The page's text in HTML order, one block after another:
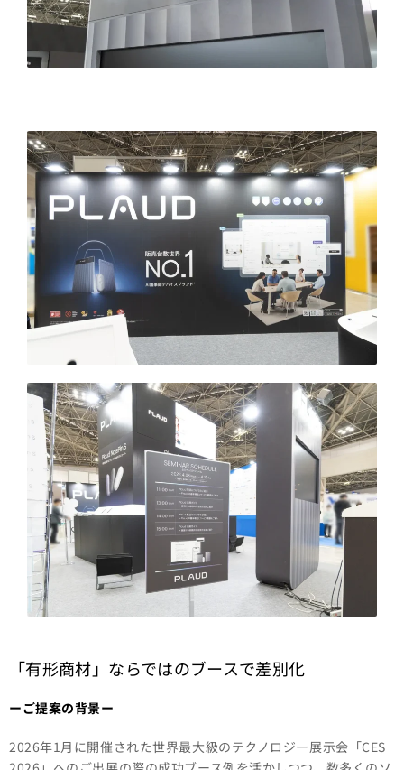
「有形商材」ならではのブースで差別化
ーご提案の背景ー
2026年1月に開催された世界最大級のテクノロジー展示会「CES